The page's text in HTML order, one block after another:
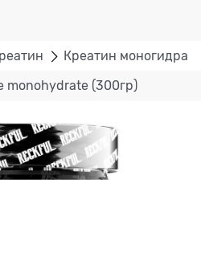
Креатин моногидрат
monohydrate (300гр)